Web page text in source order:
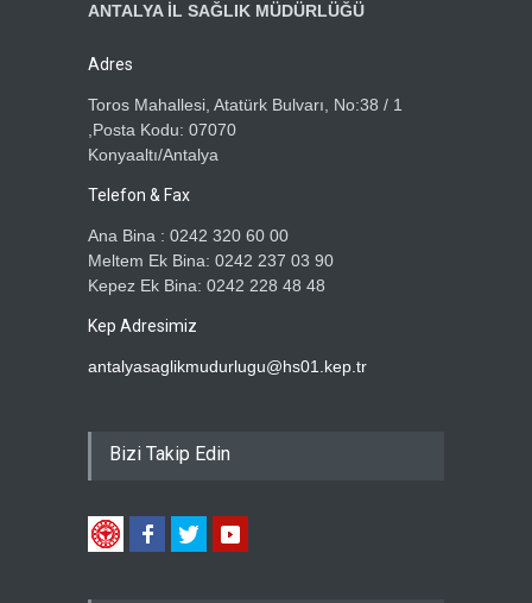
ANTALYA İL SAĞLIK MÜDÜRLÜĞÜ
Adres
Toros Mahallesi, Atatürk Bulvarı, No:38 / 1
,Posta Kodu: 07070
Konyaaltı/Antalya
Telefon & Fax
Ana Bina : 0242 320 60 00
Meltem Ek Bina: 0242 237 03 90
Kepez Ek Bina: 0242 228 48 48
Kep Adresimiz
antalyasaglikmudurlugu@hs01.kep.tr
Bizi Takip Edin